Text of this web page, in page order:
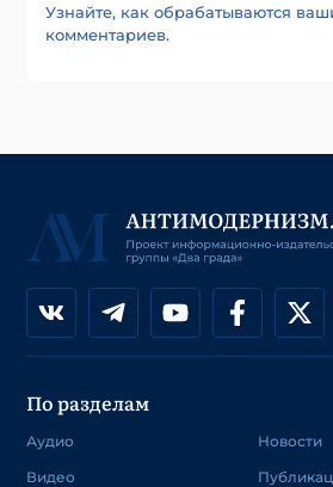
Узнайте, как обрабатываются
комментариев.
По разделам
Аудио
Видео
Новости